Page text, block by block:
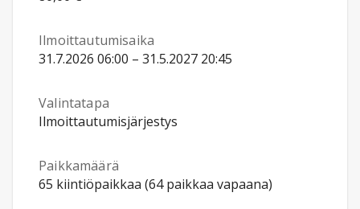
Ilmoittautumisaika
31.7.2026 06:00 – 31.5.2027 20:45
Valintatapa
Ilmoittautumisjärjestys
Paikkamäärä
65 kiintiöpaikkaa (64 paikkaa vapaana)